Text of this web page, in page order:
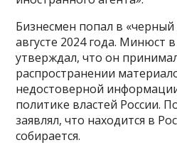
Бизнесмен попал в
августе 2024 года. Минюст
утверждал, что он
распространении
недостоверной
политике властей России.
заявлял, что находится в
собирается.